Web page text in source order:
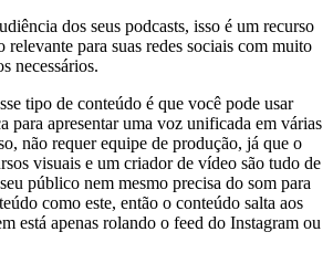
dos seus podcasts, isso é um recurso
relevante para suas redes sociais com muito
necessários.
tipo de conteúdo é que você pode usar
para apresentar uma voz unificada em várias
não requer equipe de produção, já que o
visuais e um criador de vídeo são tudo de
público nem mesmo precisa do som para
como este, então o conteúdo salta aos
está apenas rolando o feed do Instagram ou